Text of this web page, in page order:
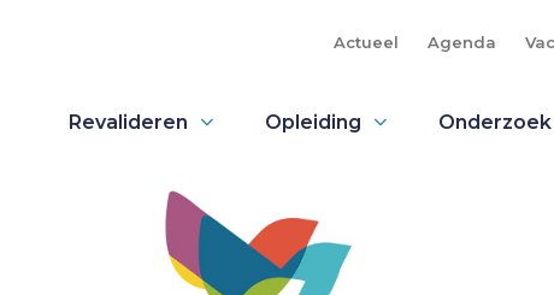
Actueel Agenda
Revalideren Opleiding Onderzoek